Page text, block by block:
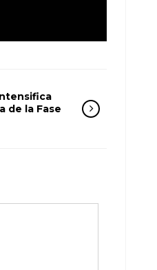
de la Fase